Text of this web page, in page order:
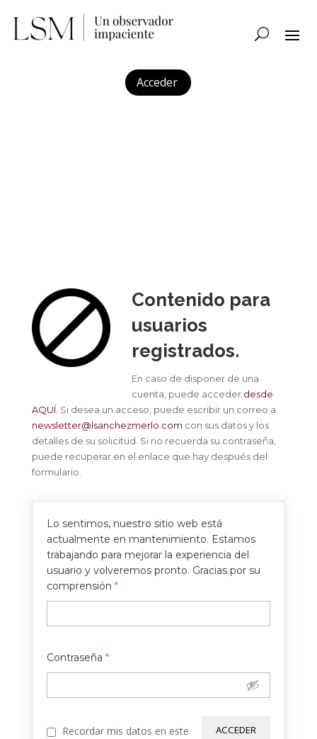
Acceder
Contenido para
usuarios
registrados.
En caso de disponer de una
cuenta, puede acceder desde
AQUÍ. Si desea un acceso, puede escribir un correo a
newsletter@lsanchezmerlo.com con sus datos y los
detalles de su solicitud. Si no recuerda su contraseña,
puede recuperar en el enlace que hay después del
formulario.
Lo sentimos, nuestro sitio web está
actualmente en mantenimiento. Estamos
trabajando para mejorar la experiencia del
usuario y volveremos pronto. Gracias por su
comprensión *
Contraseña *
Recordar mis datos en este